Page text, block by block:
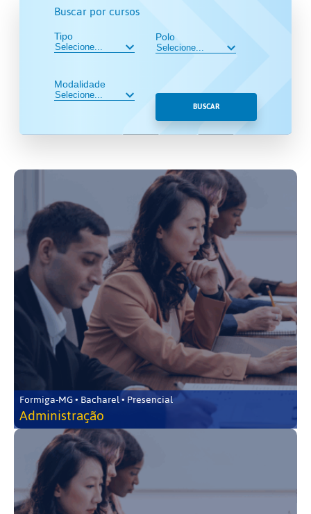
Buscar por cursos
Tipo
Modalidade
Polo
BUSCAR
Formiga-MG • Bacharel • Presencial
Administração